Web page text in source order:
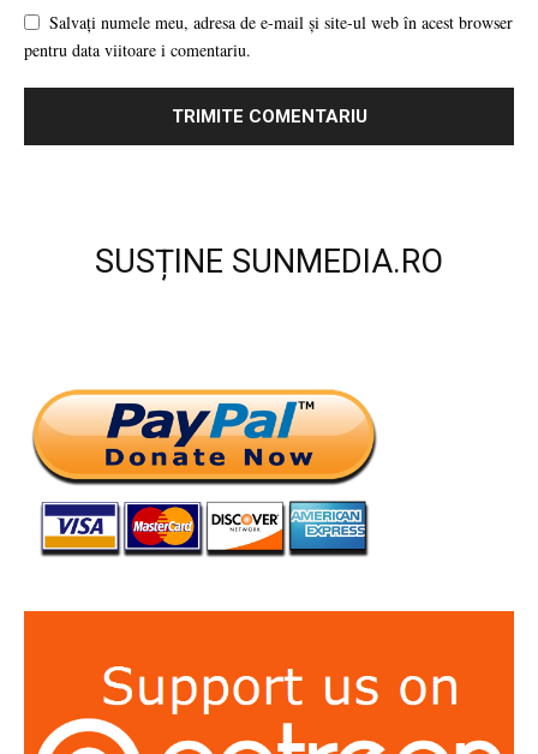
Salvați numele meu, adresa de e-mail și site-ul web în acest browser
pentru data viitoare i comentariu.
SUSȚINE SUNMEDIA.RO